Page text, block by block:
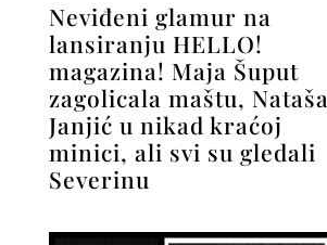
Neviđeni glamur na
lansiranju HELLO!
magazina! Maja Šuput
zagolicala maštu, Nataša
Janjić u nikad kraćoj
minici, ali svi su gledali
Severinu